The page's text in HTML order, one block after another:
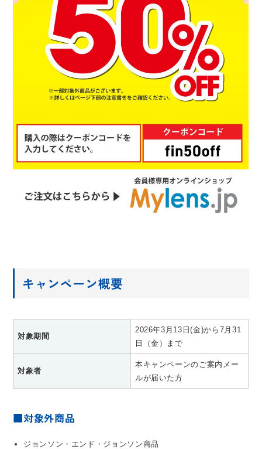
キャンペーン概要
対象期間
2026年3月13日(金)から7月31
日（金）まで
対象者
本キャンペーンのご案内メー
ルが届いた方
■対象外商品
ジョンソン・エンド・ジョンソン商品